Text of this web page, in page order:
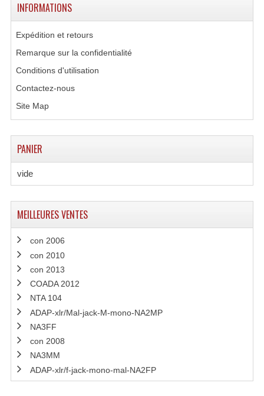
INFORMATIONS
Expédition et retours
Remarque sur la confidentialité
Conditions d'utilisation
Contactez-nous
Site Map
PANIER
vide
MEILLEURES VENTES
con 2006
con 2010
con 2013
COADA 2012
NTA 104
ADAP-xlr/Mal-jack-M-mono-NA2MP
NA3FF
con 2008
NA3MM
ADAP-xlr/f-jack-mono-mal-NA2FP